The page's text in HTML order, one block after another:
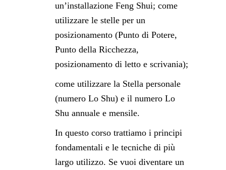
un’installazione Feng Shui; come
utilizzare le stelle per un
posizionamento (Punto di Potere,
Punto della Ricchezza,
posizionamento di letto e scrivania);
come utilizzare la Stella personale
(numero Lo Shu) e il numero Lo
Shu annuale e mensile.
In questo corso trattiamo i principi
fondamentali e le tecniche di più
largo utilizzo. Se vuoi diventare un